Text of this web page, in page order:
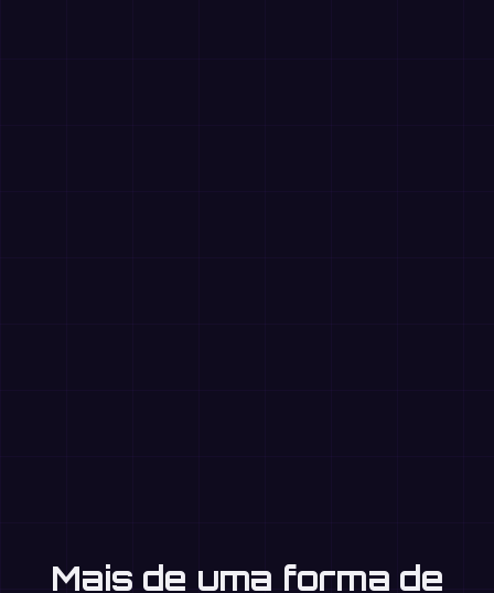
Mais de uma forma de